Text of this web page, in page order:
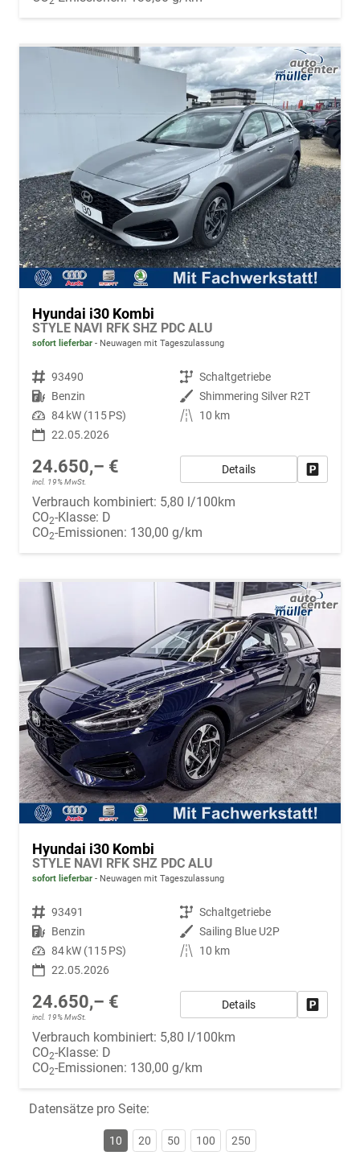
Hyundai i30 Kombi
STYLE NAVI RFK SHZ PDC ALU
sofort lieferbar Neuwagen mit Tageszulassung
Fahrzeugnr. 93490 Getriebe Schaltgetriebe
Kraftstoff Benzin Außenfarbe Shimmering Silver R2T
Leistung 84 kW (115 PS) Kilometerstand
10 km
22.05.2026
24.650,– €
incl. 19% MwSt.
Details
Verbrauch kombiniert: 5,80 l/100km
CO2-Klasse: D
CO2-Emissionen: 130,00 g/km
Hyundai i30 Kombi
STYLE NAVI RFK SHZ PDC ALU
sofort lieferbar Neuwagen mit Tageszulassung
Fahrzeugnr. 93491 Getriebe Schaltgetriebe
Kraftstoff Benzin Außenfarbe Sailing Blue U2P
Leistung 84 kW (115 PS) Kilometerstand
10 km
22.05.2026
24.650,– €
incl. 19% MwSt.
Details
Verbrauch kombiniert: 5,80 l/100km
CO2-Klasse: D
CO2-Emissionen: 130,00 g/km
Datensätze pro Seite:
10 20 50 100 250